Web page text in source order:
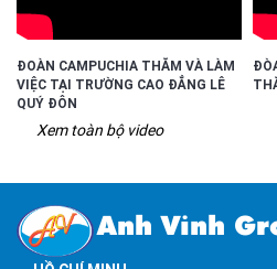
ĐOÀN CAMPUCHIA THĂM VÀ LÀM
VIỆC TẠI TRƯỜNG CAO ĐẲNG LÊ
QUÝ ĐÔN
Xem toàn bộ video
Anh Vinh